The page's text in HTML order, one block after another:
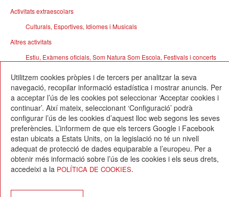
Activitats extraescolars
Culturals, Esportives, Idiomes i Musicals
Altres activitats
Estiu, Exàmens oficials, Som Natura Som Escola, Festivals i concerts
Escola Betània-Patmos
C. Montevideo, 13
08034 Barcelona
Utilitzem cookies pròpies i de tercers per analitzar la seva
navegació, recopilar informació estadística i mostrar anuncis. Per
a acceptar l’ús de les cookies pot seleccionar ‘Acceptar cookies i
continuar’. Així mateix, seleccionant ‘Configuració’ podrà
configurar l’ús de les cookies d’aquest lloc web segons les seves
preferències. L’informem de que els tercers Google i Facebook
estan ubicats a Estats Units, on la legislació no té un nivell
adequat de protecció de dades equiparable a l’europeu. Per a
obtenir més informació sobre l’ús de les cookies i els seus drets,
accedeixi a la POLÍTICA DE COOKIES.